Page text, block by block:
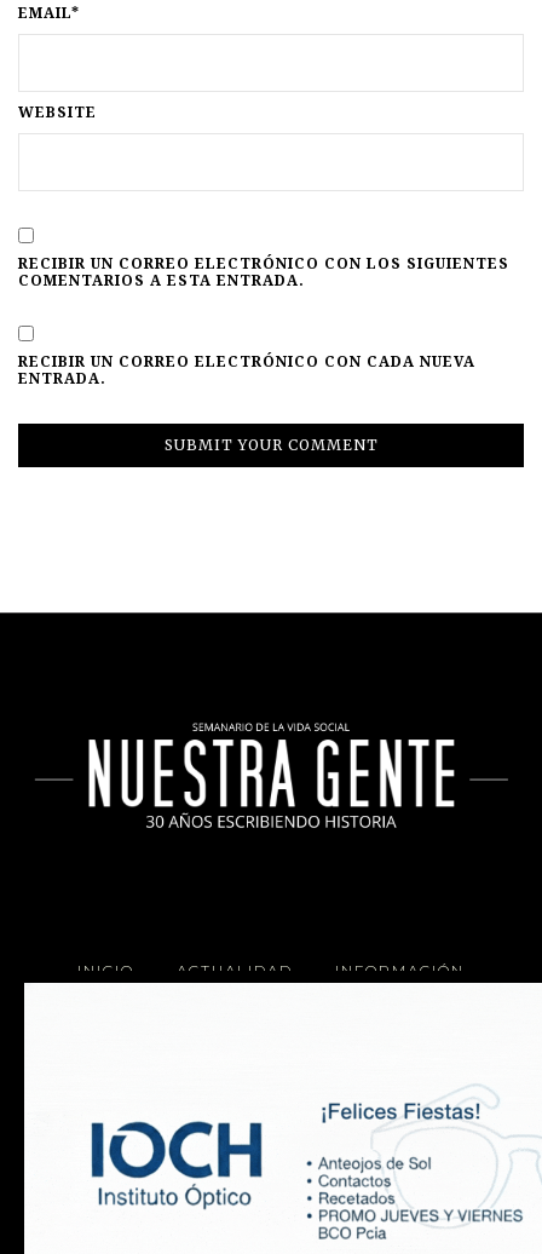
EMAIL*
WEBSITE
RECIBIR UN CORREO ELECTRÓNICO CON LOS SIGUIENTES
COMENTARIOS A ESTA ENTRADA.
RECIBIR UN CORREO ELECTRÓNICO CON CADA NUEVA
ENTRADA.
INICIO ACTUALIDAD INFORMACIÓN
Copyright 2025 Nuestra Gente.